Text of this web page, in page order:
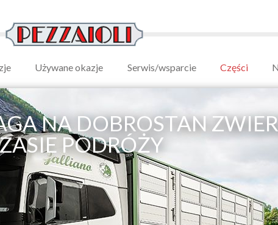
Używane okazje Serwis/wsparcie Części
NA DOBROSTAN
PODRÓŻY